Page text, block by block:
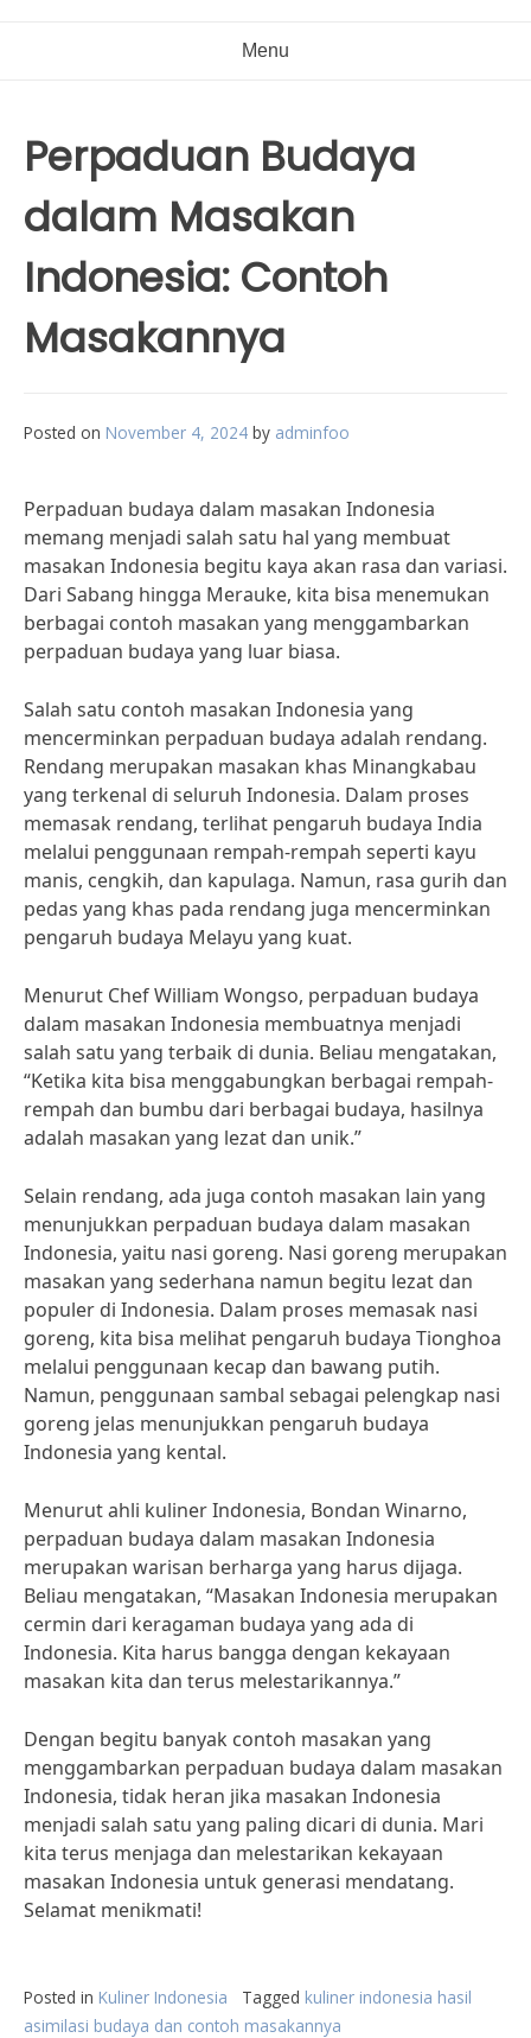
Menu
Perpaduan Budaya
dalam Masakan
Indonesia: Contoh
Masakannya
Posted on November 4, 2024 by adminfoo
Perpaduan budaya dalam masakan Indonesia
memang menjadi salah satu hal yang membuat
masakan Indonesia begitu kaya akan rasa dan variasi.
Dari Sabang hingga Merauke, kita bisa menemukan
berbagai contoh masakan yang menggambarkan
perpaduan budaya yang luar biasa.
Salah satu contoh masakan Indonesia yang
mencerminkan perpaduan budaya adalah rendang.
Rendang merupakan masakan khas Minangkabau
yang terkenal di seluruh Indonesia. Dalam proses
memasak rendang, terlihat pengaruh budaya India
melalui penggunaan rempah-rempah seperti kayu
manis, cengkih, dan kapulaga. Namun, rasa gurih dan
pedas yang khas pada rendang juga mencerminkan
pengaruh budaya Melayu yang kuat.
Menurut Chef William Wongso, perpaduan budaya
dalam masakan Indonesia membuatnya menjadi
salah satu yang terbaik di dunia. Beliau mengatakan,
“Ketika kita bisa menggabungkan berbagai rempah-
rempah dan bumbu dari berbagai budaya, hasilnya
adalah masakan yang lezat dan unik.”
Selain rendang, ada juga contoh masakan lain yang
menunjukkan perpaduan budaya dalam masakan
Indonesia, yaitu nasi goreng. Nasi goreng merupakan
masakan yang sederhana namun begitu lezat dan
populer di Indonesia. Dalam proses memasak nasi
goreng, kita bisa melihat pengaruh budaya Tionghoa
melalui penggunaan kecap dan bawang putih.
Namun, penggunaan sambal sebagai pelengkap nasi
goreng jelas menunjukkan pengaruh budaya
Indonesia yang kental.
Menurut ahli kuliner Indonesia, Bondan Winarno,
perpaduan budaya dalam masakan Indonesia
merupakan warisan berharga yang harus dijaga.
Beliau mengatakan, “Masakan Indonesia merupakan
cermin dari keragaman budaya yang ada di
Indonesia. Kita harus bangga dengan kekayaan
masakan kita dan terus melestarikannya.”
Dengan begitu banyak contoh masakan yang
menggambarkan perpaduan budaya dalam masakan
Indonesia, tidak heran jika masakan Indonesia
menjadi salah satu yang paling dicari di dunia. Mari
kita terus menjaga dan melestarikan kekayaan
masakan Indonesia untuk generasi mendatang.
Selamat menikmati!
Posted in Kuliner Indonesia Tagged kuliner indonesia hasil
asimilasi budaya dan contoh masakannya